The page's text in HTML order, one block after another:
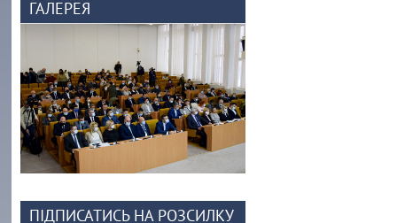
ГАЛЕРЕЯ
ПІДПИСАТИСЬ НА РОЗСИЛКУ